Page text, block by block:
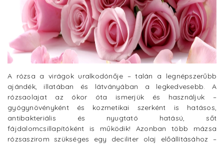
A rózsa a virágok uralkodónője – talán a legnépszerűbb
ajándék, illatában és látványában a legkedvesebb. A
rózsaolajat az ókor óta ismerjük és használjuk –
gyógynövényként és kozmetikai szerként is hatásos,
antibakteriális és nyugtató hatású, sőt
fájdalomcsillapítóként is működik! Azonban több mázsa
rózsaszirom szükséges egy deciliter olaj előállításához –